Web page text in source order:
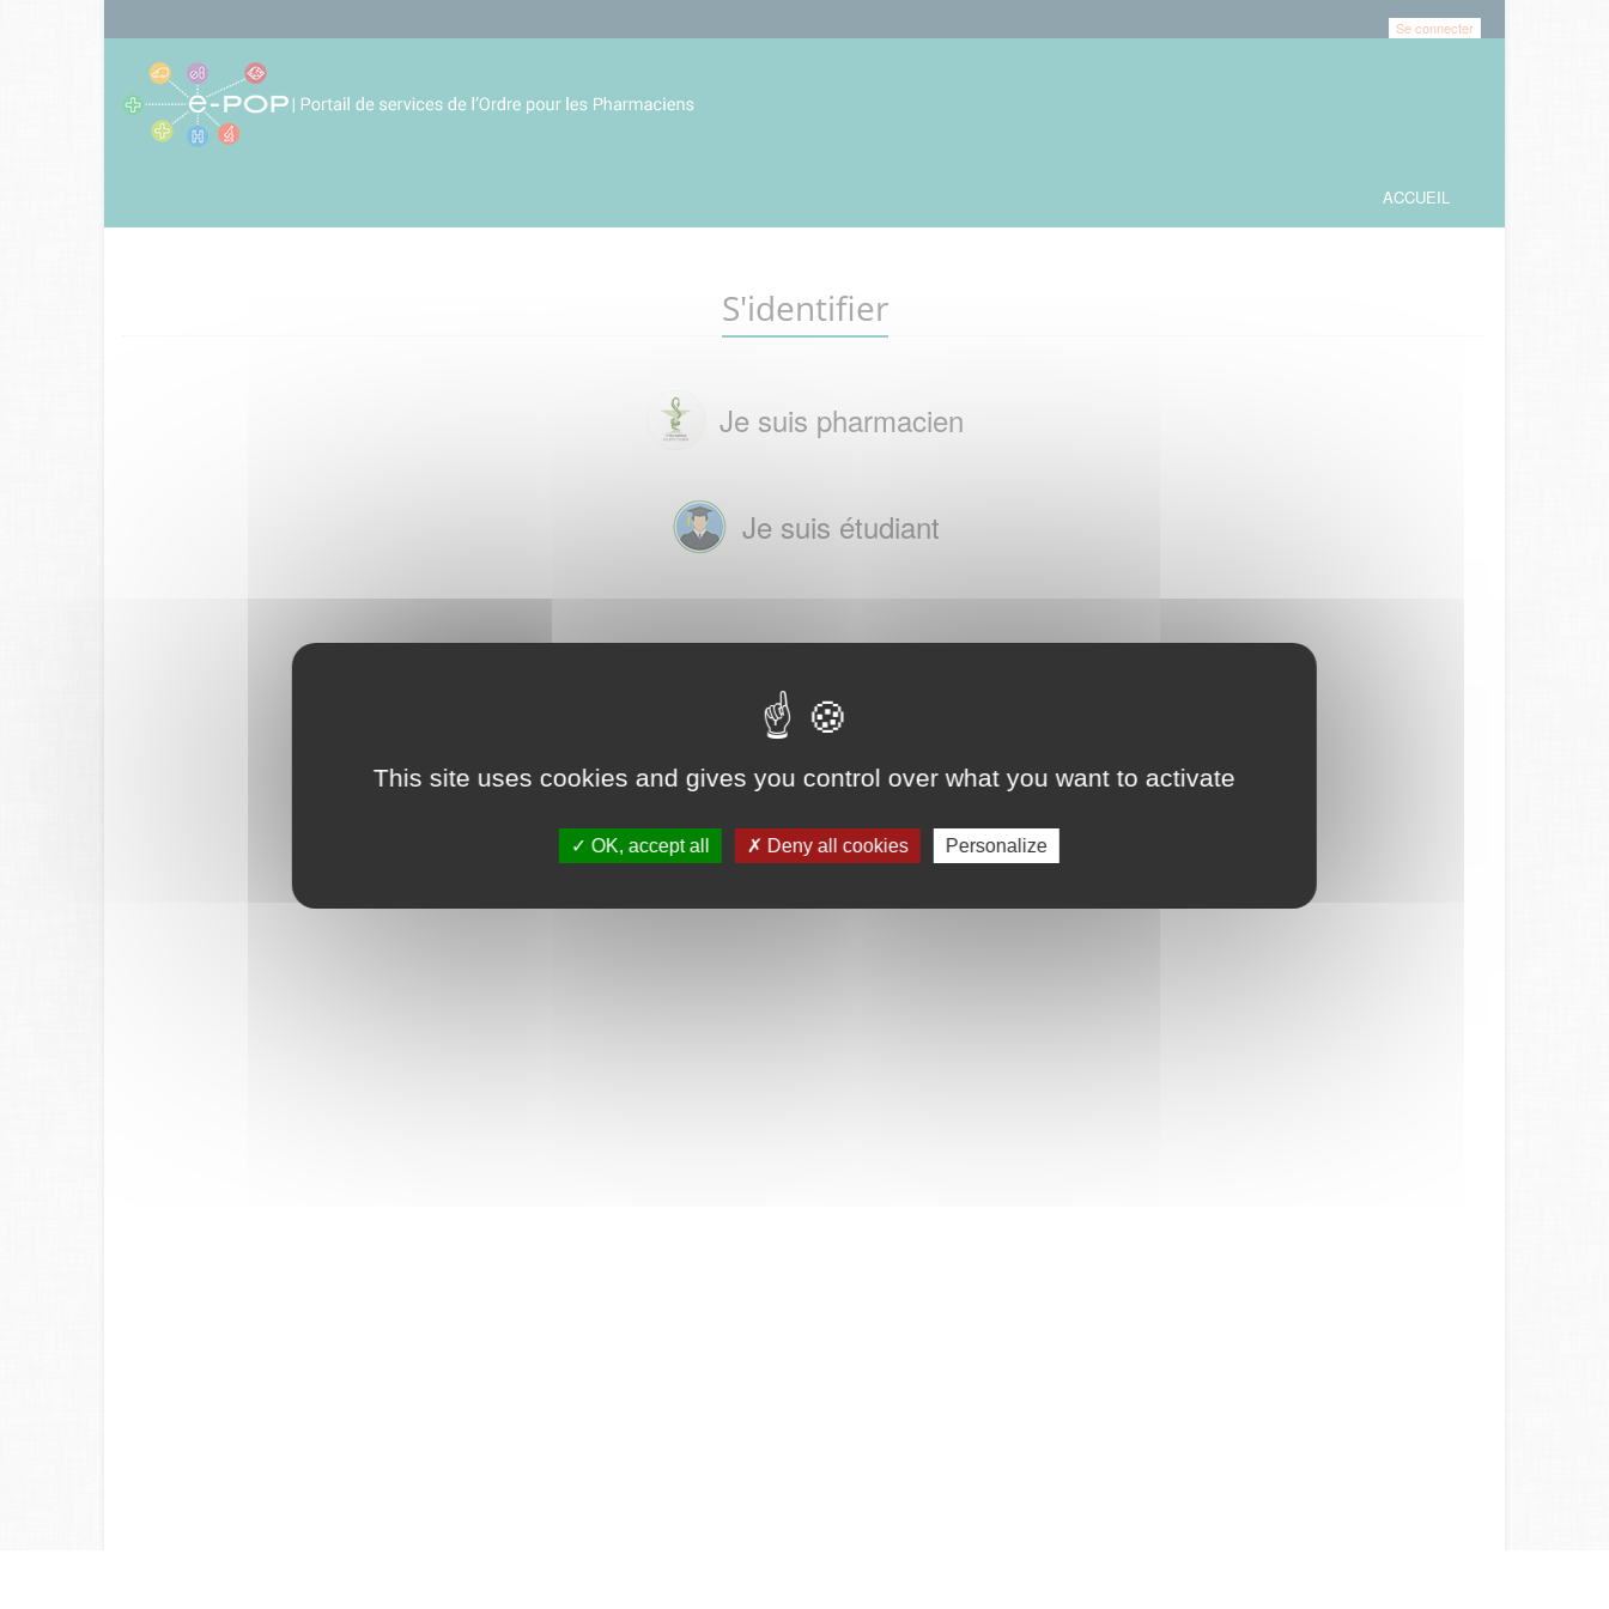
This site uses cookies and gives you control over what you want to activate
OK, accept all Deny all cookies Personalize
Se connecter
ACCUEIL
S'identifier
Je suis pharmacien
Je suis étudiant